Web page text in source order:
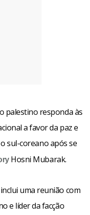
palestino responda às
a favor da paz e
sul-coreano após se
Hosni Mubarak.
uma reunião com
e líder da facção